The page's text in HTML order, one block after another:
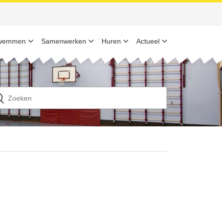
Samenwerken Huren Actueel